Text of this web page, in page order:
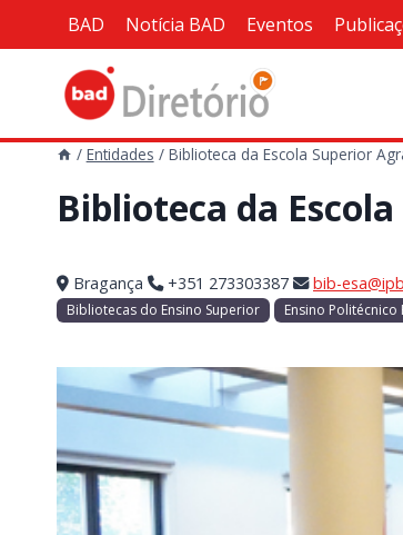
BAD Notícia BAD Eventos
/ Entidades / Biblioteca da Escola Superior
Biblioteca da
Bragança +351 273303387 bib-
Bibliotecas do Ensino Superior Ensino Politécnico